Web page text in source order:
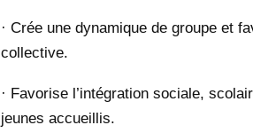
· Crée une dynamique de groupe et
collective.
· Favorise l’intégration sociale,
jeunes accueillis.